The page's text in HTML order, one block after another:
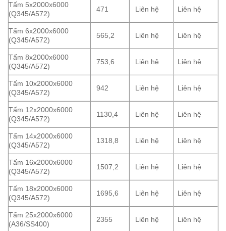
Tấm 5x2000x6000
(Q345/A572)
471 Liên hệ Liên hệ
Tấm 6x2000x6000
(Q345/A572)
565,2 Liên hệ Liên hệ
Tấm 8x2000x6000
(Q345/A572)
753,6 Liên hệ Liên hệ
Tấm 10x2000x6000
(Q345/A572)
942 Liên hệ Liên hệ
Tấm 12x2000x6000
(Q345/A572)
1130,4 Liên hệ Liên hệ
Tấm 14x2000x6000
(Q345/A572)
1318,8 Liên hệ Liên hệ
Tấm 16x2000x6000
(Q345/A572)
1507,2 Liên hệ Liên hệ
Tấm 18x2000x6000
(Q345/A572)
1695,6 Liên hệ Liên hệ
Tấm 25x2000x6000
(A36/SS400)
2355 Liên hệ Liên hệ